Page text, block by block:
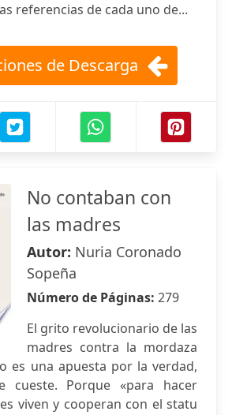
referencias de cada uno de...
de Descarga
No contaban con
las madres
Autor: Nuria Coronado
Sopeña
Número de Páginas: 279
El grito revolucionario de las
madres contra la mordaza
es una apuesta por la verdad,
cueste. Porque «para hacer
viven y cooperan con el statu